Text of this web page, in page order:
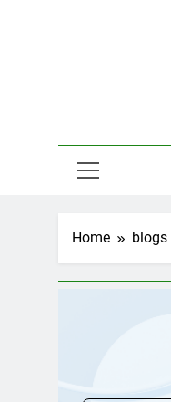
Home blogs